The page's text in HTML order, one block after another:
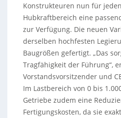
Konstrukteuren nun für
Hubkraftbereich eine
zur Verfügung. Die neuen
derselben hochfesten
Baugrößen gefertigt. „Das
Tragfähigkeit der Führung“,
Vorstandsvorsitzender und
Im Lastbereich von 0 bis
Getriebe zudem eine
Fertigungskosten, da sie